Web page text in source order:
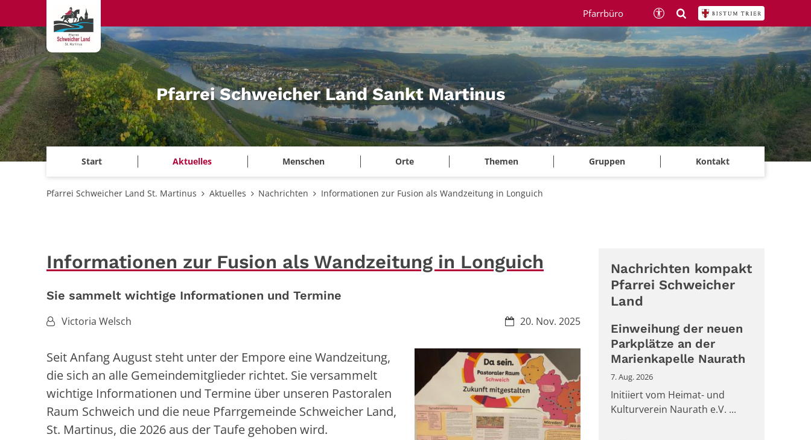
Zum Inhalt springen
Pfarrei Schweicher Land Sankt Martinus
Start Aktuelles Menschen Orte Themen Gruppen Kontakt
Pfarrbüro
Pfarrei Schweicher Land St. Martinus Aktuelles Nachrichten Informationen zur Fusion als Wandzeitung in Longuich
Informationen zur Fusion als Wandzeitung in Longuich
Sie sammelt wichtige Informationen und Termine
Datum:
20. Nov. 2025
Von:Victoria Welsch
Seit Anfang August steht unter der Empore eine Wandzeitung,
die sich an alle Gemeindemitglieder richtet. Sie versammelt
wichtige Informationen und Termine über unseren Pastoralen
Raum Schweich und die neue Pfarrgemeinde Schweicher Land,
St. Martinus, die 2026 aus der Taufe gehoben wird.
Nachrichten kompakt
Pfarrei Schweicher
Land
Einweihung der neuen
Parkplätze an der
Marienkapelle Naurath
7. Aug. 2026
Initiiert vom Heimat- und
Kulturverein Naurath e.V. ...